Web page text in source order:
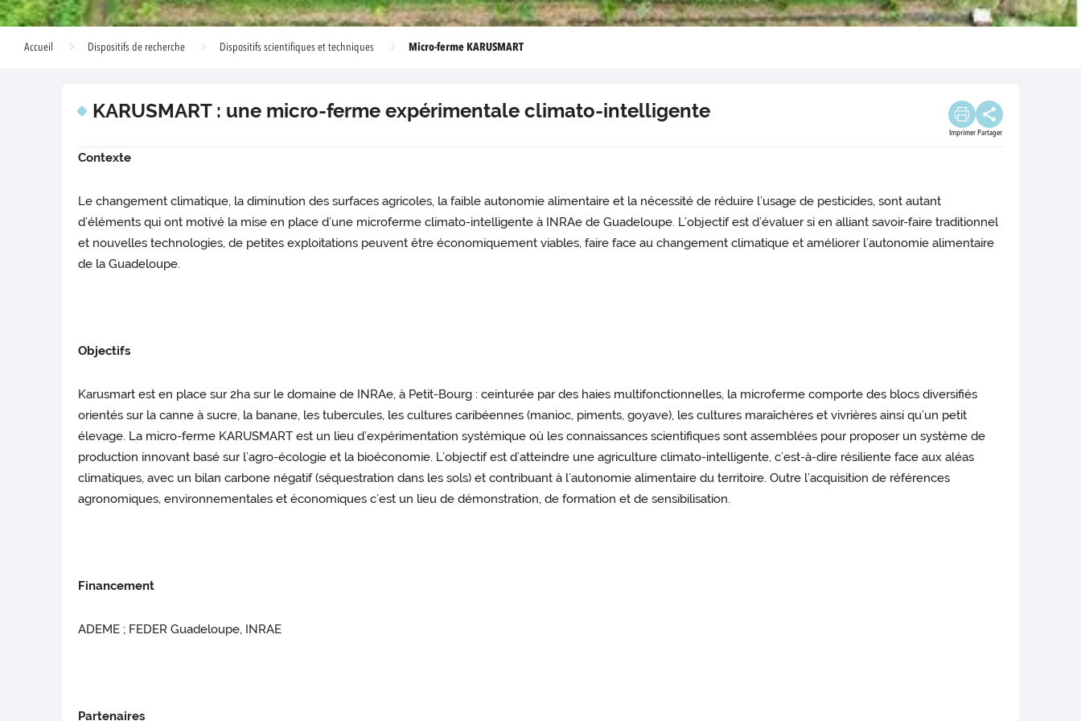
Accueil Dispositifs de recherche Dispositifs scientifiques et techniques Micro-ferme KARUSMART
KARUSMART : une micro-ferme expérimentale climato-intelligente
Imprimer Partager
Contexte
Le changement climatique, la diminution des surfaces agricoles, la faible autonomie alimentaire et la nécessité de réduire l’usage de pesticides, sont autant
d’éléments qui ont motivé la mise en place d’une microferme climato-intelligente à INRAe de Guadeloupe. L’objectif est d’évaluer si en alliant savoir-faire traditionnel
et nouvelles technologies, de petites exploitations peuvent être économiquement viables, faire face au changement climatique et améliorer l’autonomie alimentaire
de la Guadeloupe.
Objectifs
Karusmart est en place sur 2ha sur le domaine de INRAe, à Petit-Bourg : ceinturée par des haies multifonctionnelles, la microferme comporte des blocs diversifiés
orientés sur la canne à sucre, la banane, les tubercules, les cultures caribéennes (manioc, piments, goyave), les cultures maraîchères et vivrières ainsi qu’un petit
élevage. La micro-ferme KARUSMART est un lieu d’expérimentation systémique où les connaissances scientifiques sont assemblées pour proposer un système de
production innovant basé sur l’agro-écologie et la bioéconomie. L’objectif est d’atteindre une agriculture climato-intelligente, c’est-à-dire résiliente face aux aléas
climatiques, avec un bilan carbone négatif (séquestration dans les sols) et contribuant à l’autonomie alimentaire du territoire. Outre l’acquisition de références
agronomiques, environnementales et économiques c’est un lieu de démonstration, de formation et de sensibilisation.
Financement
ADEME ; FEDER Guadeloupe, INRAE
Partenaires